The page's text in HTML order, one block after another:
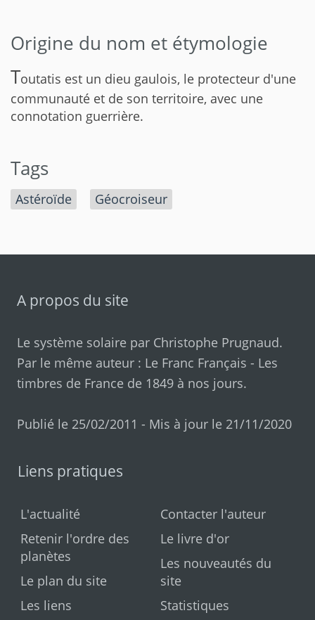
Origine du nom et étymologie
Toutatis est un dieu gaulois, le protecteur d'une
communauté et de son territoire, avec une
connotation guerrière.
Tags
Astéroïde Géocroiseur
A propos du site
Le système solaire par Christophe Prugnaud.
Par le même auteur : Le Franc Français - Les
timbres de France de 1849 à nos jours.
Publié le 25/02/2011 - Mis à jour le 21/11/2020
Liens pratiques
L'actualité
Retenir l'ordre des
planètes
Le plan du site
Les liens
Contacter l'auteur
Le livre d'or
Les nouveautés du
site
Statistiques